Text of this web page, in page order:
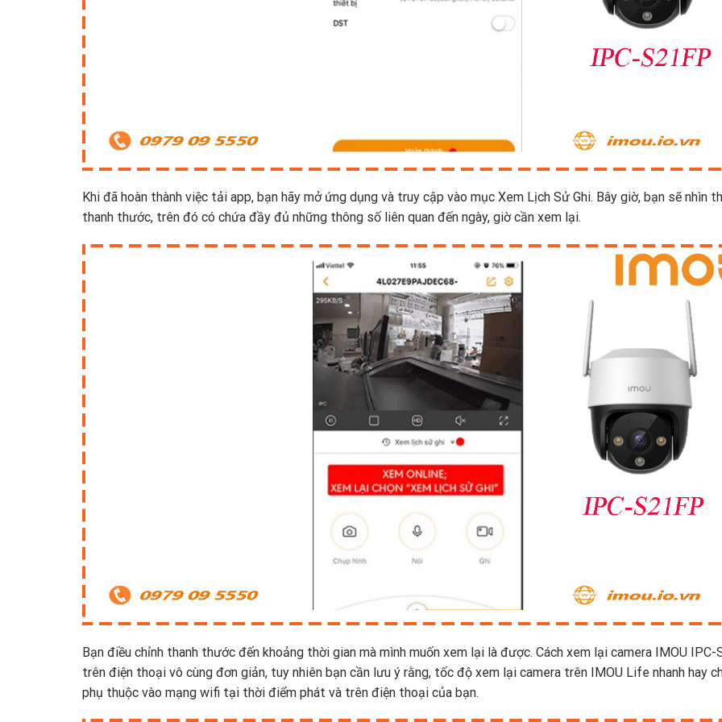
Khi đã hoàn thành việc tải app, bạn hãy mở ứng dụng và truy cập vào mục Xem Lịch Sử Ghi. Bây giờ, bạn sẽ nhìn
thanh thước, trên đó có chứa đầy đủ những thông số liên quan đến ngày, giờ cần xem lại.
Bạn điều chỉnh thanh thước đến khoảng thời gian mà mình muốn xem lại là được. Cách xem lại camera IMOU IPC-
trên điện thoại vô cùng đơn giản, tuy nhiên bạn cần lưu ý rằng, tốc độ xem lại camera trên IMOU Life nhanh hay
phụ thuộc vào mạng wifi tại thời điểm phát và trên điện thoại của bạn.